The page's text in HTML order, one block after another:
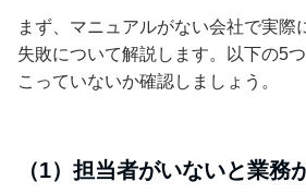
まず、マニュアルがない会社で実際
失敗について解説します。以下の5
こっていないか確認しましょう。
（1）担当者がいないと業務